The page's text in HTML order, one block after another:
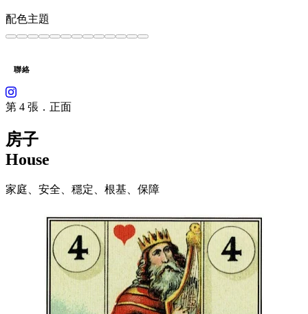
配色主題
聯絡
第 4 張．正面
房子
House
家庭、安全、穩定、根基、保障